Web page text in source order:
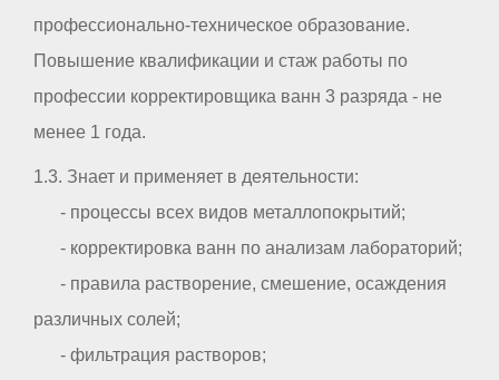
профессионально-техническое образование.
Повышение квалификации и стаж работы по
профессии корректировщика ванн 3 разряда - не
менее 1 года.
1.3. Знает и применяет в деятельности:
- процессы всех видов металлопокрытий;
- корректировка ванн по анализам лабораторий;
- правила растворение, смешение, осаждения
различных солей;
- фильтрация растворов;